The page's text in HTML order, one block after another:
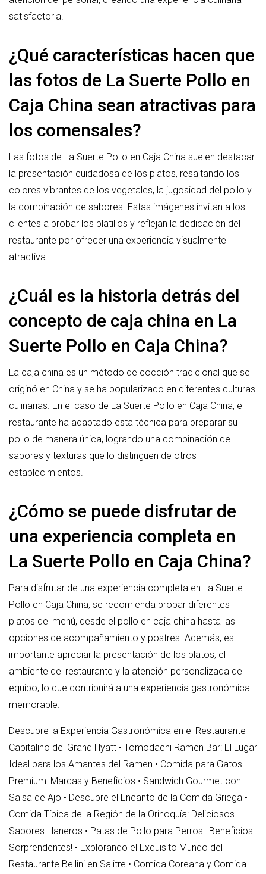
satisfactoria.
¿Qué características hacen que
las fotos de La Suerte Pollo en
Caja China sean atractivas para
los comensales?
Las fotos de La Suerte Pollo en Caja China suelen destacar
la presentación cuidadosa de los platos, resaltando los
colores vibrantes de los vegetales, la jugosidad del pollo y
la combinación de sabores. Estas imágenes invitan a los
clientes a probar los platillos y reflejan la dedicación del
restaurante por ofrecer una experiencia visualmente
atractiva.
¿Cuál es la historia detrás del
concepto de caja china en La
Suerte Pollo en Caja China?
La caja china es un método de cocción tradicional que se
originó en China y se ha popularizado en diferentes culturas
culinarias. En el caso de La Suerte Pollo en Caja China, el
restaurante ha adaptado esta técnica para preparar su
pollo de manera única, logrando una combinación de
sabores y texturas que lo distinguen de otros
establecimientos.
¿Cómo se puede disfrutar de
una experiencia completa en
La Suerte Pollo en Caja China?
Para disfrutar de una experiencia completa en La Suerte
Pollo en Caja China, se recomienda probar diferentes
platos del menú, desde el pollo en caja china hasta las
opciones de acompañamiento y postres. Además, es
importante apreciar la presentación de los platos, el
ambiente del restaurante y la atención personalizada del
equipo, lo que contribuirá a una experiencia gastronómica
memorable.
Descubre la Experiencia Gastronómica en el Restaurante
Capitalino del Grand Hyatt • Tomodachi Ramen Bar: El Lugar
Ideal para los Amantes del Ramen • Comida para Gatos
Premium: Marcas y Beneficios • Sandwich Gourmet con
Salsa de Ajo • Descubre el Encanto de la Comida Griega •
Comida Típica de la Región de la Orinoquía: Deliciosos
Sabores Llaneros • Patas de Pollo para Perros: ¡Beneficios
Sorprendentes! • Explorando el Exquisito Mundo del
Restaurante Bellini en Salitre • Comida Coreana y Comida